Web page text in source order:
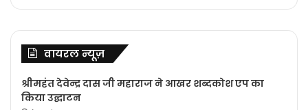
वायरल न्यूज़
श्रीमहंत देवेन्द्र दास जी महाराज ने आखर शब्दकोश एप का
किया उद्घाटन